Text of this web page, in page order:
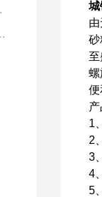
城
砂
至
螺
便
1
2
3
4
5